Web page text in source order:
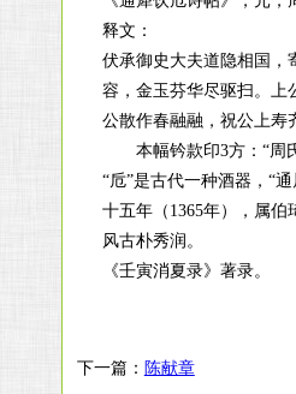
释文：
伏承御史大夫道隐相国，
容，金玉芬华尽驱扫。上
公散作春融融，祝公上寿
本幅钤款印3方：“周氏
“卮”是古代一种酒器，“
十五年（1365年），属
风古朴秀润。
《壬寅消夏录》著录。
下一篇： 陈献章